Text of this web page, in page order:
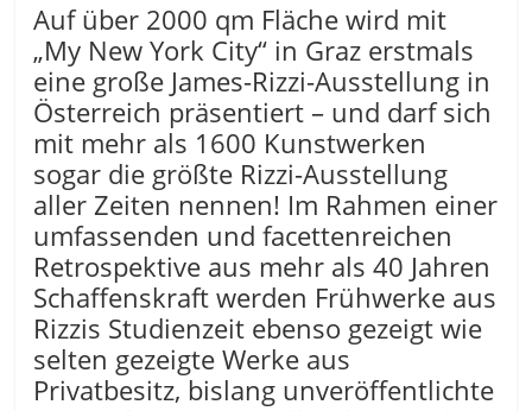
Auf über 2000 qm Fläche wird mit
„My New York City“ in Graz erstmals
eine große James-Rizzi-Ausstellung in
Österreich präsentiert – und darf sich
mit mehr als 1600 Kunstwerken
sogar die größte Rizzi-Ausstellung
aller Zeiten nennen! Im Rahmen einer
umfassenden und facettenreichen
Retrospektive aus mehr als 40 Jahren
Schaffenskraft werden Frühwerke aus
Rizzis Studienzeit ebenso gezeigt wie
selten gezeigte Werke aus
Privatbesitz, bislang unveröffentlichte